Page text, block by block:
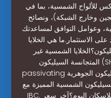
للألواح الشمسية، بما في
وخارج الشبكة)، ونصائح
وعوامل التوافق لمساعدتك
على الاستثمار.ما هي الخلايا
الشمسية غير
المتجانسة السيليكون (SHJ) الاستفادة من الاتصالات
passivating على أساس كومة طبقة من السيليكون الجوهرية
متبلور. 5 خلية السيليكون الشمسية المميزة مع
IBC. ما هو آخر سعر لسهم الشمس للإسكان اليوم؟آخر سعر